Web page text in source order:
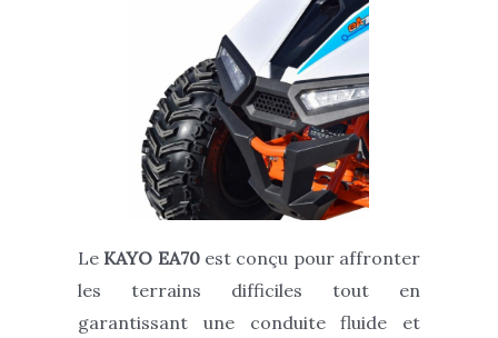
Le KAYO EA70est conçu pour affronter
les terrains difficiles tout en
garantissant une conduite fluide et